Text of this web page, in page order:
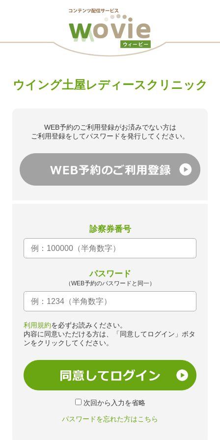
ウイング土屋レディースクリニック
WEB予約のご利用登録がお済みでない方は
ご利用登録をしてパスワードを発行してください。
診察券番号
パスワード
（WEB予約のパスワードと同一）
利用規約を必ずお読みください。
内容に同意いただける方は、「同意してログイン」ボタ
ンをクリックしてください。
次回から入力を省略
パスワードを忘れた方はこちら